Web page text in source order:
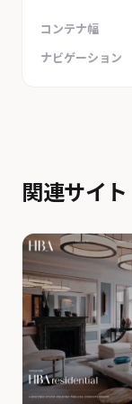
コンテナ幅
ナビゲーション
関連サイト